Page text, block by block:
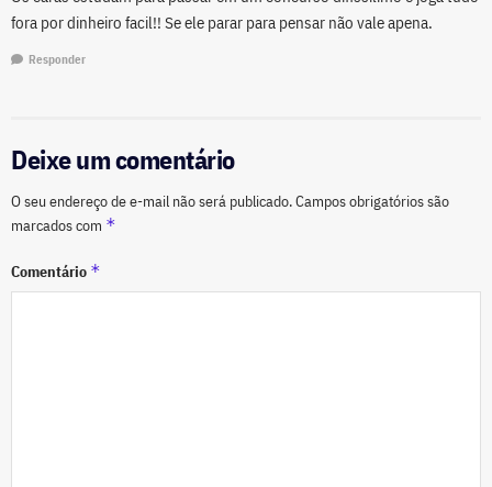
fora por dinheiro facil!! Se ele parar para pensar não vale apena.
Responder
Deixe um comentário
O seu endereço de e-mail não será publicado.Campos obrigatórios são
marcados com *
Comentário *